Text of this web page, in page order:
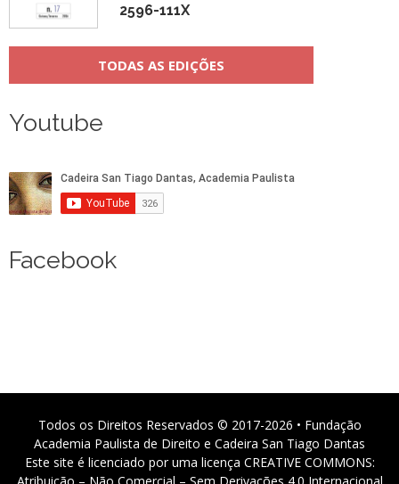
2596-111X
TODAS AS EDIÇÕES
Youtube
Facebook
Todos os Direitos Reservados © 2017-2026 • Fundação
Academia Paulista de Direito e Cadeira San Tiago Dantas
Este site é licenciado por uma licença CREATIVE COMMONS: